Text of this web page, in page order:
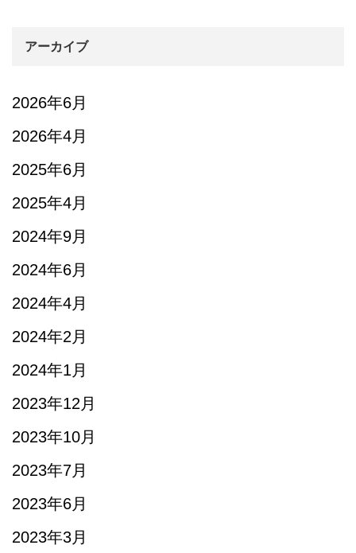
アーカイブ
2026年6月
2026年4月
2025年6月
2025年4月
2024年9月
2024年6月
2024年4月
2024年2月
2024年1月
2023年12月
2023年10月
2023年7月
2023年6月
2023年3月